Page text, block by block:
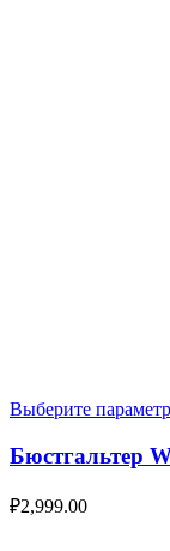
Выберите
Бюстгальтер
₽2,999.00